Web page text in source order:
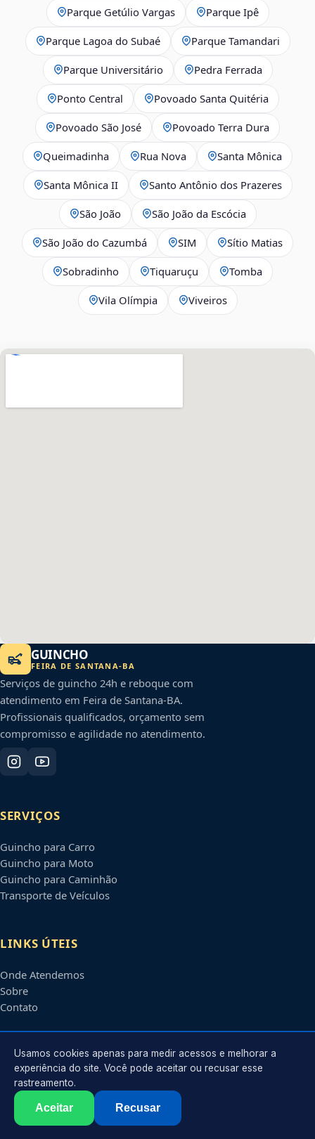
Parque Getúlio Vargas Parque Ipê
Parque Lagoa do Subaé Parque Tamandari
Parque Universitário Pedra Ferrada
Ponto Central Povoado Santa Quitéria
Povoado São José Povoado Terra Dura
Queimadinha Rua Nova Santa Mônica
Santa Mônica II Santo Antônio dos Prazeres
São João São João da Escócia
São João do Cazumbá SIM Sítio Matias
Sobradinho Tiquaruçu Tomba
Vila Olímpia Viveiros
GUINCHO
FEIRA DE SANTANA-BA
Serviços de guincho 24h e reboque com
atendimento em Feira de Santana-BA.
Profissionais qualificados, orçamento sem
compromisso e agilidade no atendimento.
SERVIÇOS
Guincho para Carro
Guincho para Moto
Guincho para Caminhão
Transporte de Veículos
LINKS ÚTEIS
Onde Atendemos
Sobre
Contato
CONTATO
Atendimento em
contato@guinchosfeiradesantana.com.br
2026 Feira de Santana
. Todos os direitos reservados.
Usamos cookies apenas para medir acessos e melhorar a
experiência do site. Você pode aceitar ou recusar esse
rastreamento.
Aceitar Recusar